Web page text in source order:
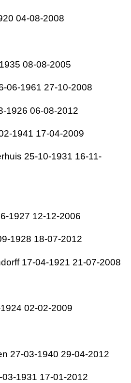
04-08-2008
08-08-2005
06-1961 27-10-2008
1926 06-08-2012
1941 17-04-2009
25-10-1931 16-11-
1927 12-12-2006
1928 18-07-2012
17-04-1921 21-07-2008
02-02-2009
27-03-1940 29-04-2012
1931 17-01-2012